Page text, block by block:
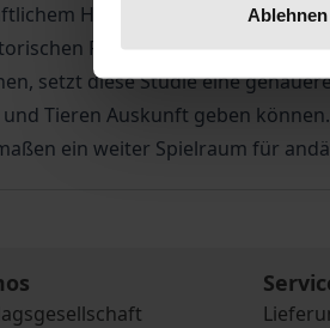
Ablehnen
Hintergrund stießen
Forschung jedoch
setzt diese Studie eine
und Tieren Auskunft geben
ein weiter Spielraum für